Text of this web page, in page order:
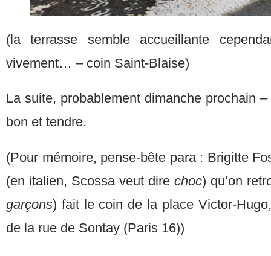
(la terrasse semble accueillante
vivement… – coin Saint-Blaise)
La suite, probablement dimanche prochain
bon et tendre.
(Pour mémoire, pense-bête para : Brigitte
(en italien, Scossa veut dire choc) qu’on
garçons) fait le coin de la place Victor-
de la rue de Sontay (Paris 16))